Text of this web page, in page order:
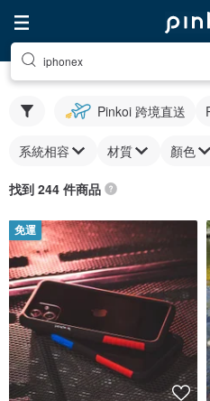
iphonex
Pinkoi 跨境直送
系統相容 材質 顏色
找到 244 件商品
免運